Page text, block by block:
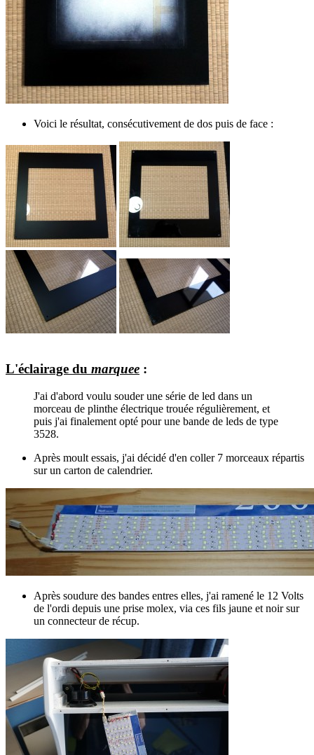
Voici le résultat, consécutivement de dos puis de face :
L'éclairage du marquee :
J'ai d'abord voulu souder une série de led dans un
morceau de plinthe électrique trouée régulièrement, et
puis j'ai finalement opté pour une bande de leds de type
3528.
Après moult essais, j'ai décidé d'en coller 7 morceaux répartis
sur un carton de calendrier.
Après soudure des bandes entres elles, j'ai ramené le 12 Volts
de l'ordi depuis une prise molex, via ces fils jaune et noir sur
un connecteur de récup.